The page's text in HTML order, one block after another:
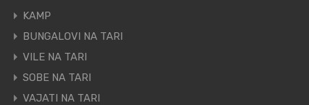
KAMP
BUNGALOVI NA TARI
VILE NA TARI
SOBE NA TARI
VAJATI NA TARI